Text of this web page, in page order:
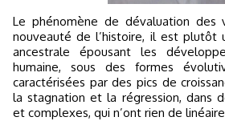
Le phénomène de dévaluation des valeurs n’est pas une
nouveauté de l’histoire, il est plutôt
ancestrale épousant les
humaine, sous des formes
caractérisées par des pics de
la stagnation et la régression, dans
et complexes, qui n’ont rien de